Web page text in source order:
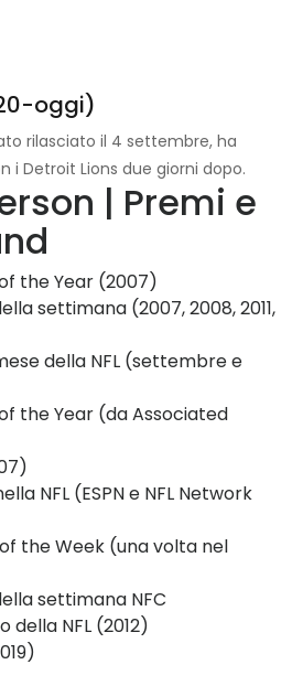
oggi)
rilasciato il 4 settembre, ha
Detroit Lions due giorni dopo.
| Premi e
the Year (2007)
settimana (2007, 2008, 2011,
della NFL (settembre e
the Year (da Associated
NFL (ESPN e NFL Network
the Week (una volta nel
settimana NFC
della NFL (2012)